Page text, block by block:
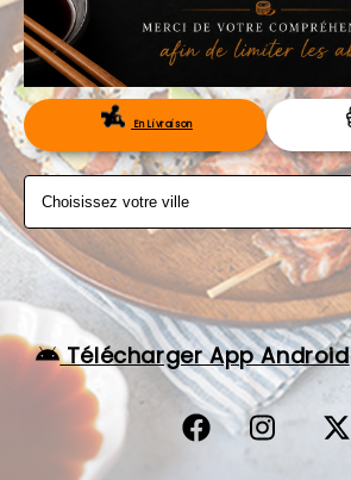
MENTIONS LÉGALES
C.G.V
RÉSERVATIONEn Livraison
Télécharger App Android